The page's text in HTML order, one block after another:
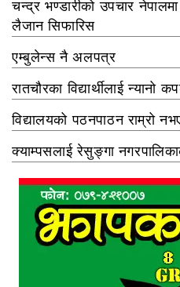
चन्द्र भण्डारीको उपचार
लैजान सिफारिस
एम्बुलेन्स नै अलपत्र
रातचौरका विद्यार्थीलाई न्यानो
विद्यालयको पठनपाठन राम्रो
क्याम्पसलाई रेसुङ्गा